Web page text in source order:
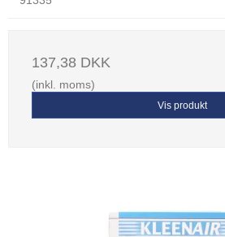
137,38 DKK
(inkl. moms)
Vis produkt